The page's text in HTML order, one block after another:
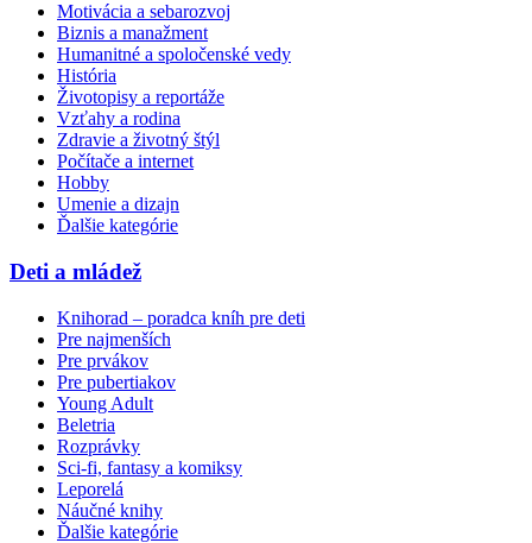
Motivácia a sebarozvoj
Biznis a manažment
Humanitné a spoločenské vedy
História
Životopisy a reportáže
Vzťahy a rodina
Zdravie a životný štýl
Počítače a internet
Hobby
Umenie a dizajn
Ďalšie kategórie
Deti a mládež
Knihorad – poradca kníh pre deti
Pre najmenších
Pre prvákov
Pre pubertiakov
Young Adult
Beletria
Rozprávky
Sci-fi, fantasy a komiksy
Leporelá
Náučné knihy
Ďalšie kategórie